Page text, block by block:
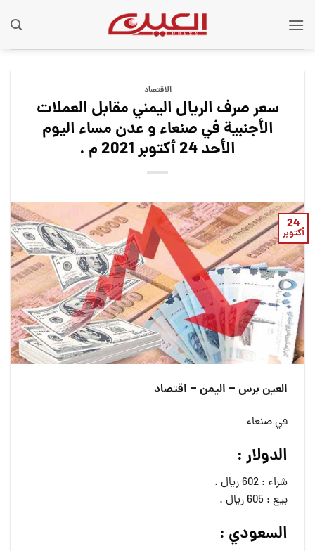
الاقتصاد
سعر صرف الريال اليمني مقابل العملات
الأجنبية في صنعاء و عدن مساء اليوم
الأحد 24 أكتوبر 2021 م .
24
أكتوبر
العين برس – اليمن – اقتصاد
في صنعاء
الدولار :
شراء : 602 ريال .
بيع : 605 ريال .
السعودي :